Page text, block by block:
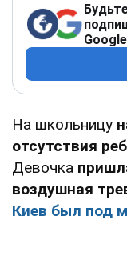
Google
На школьницу
отсутствия
Девочка
воздушная
Киев был под